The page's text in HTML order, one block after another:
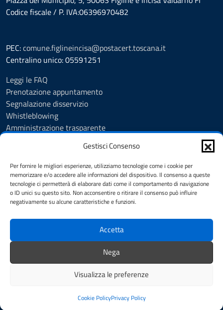
Gestisci Consenso
Per fornire le migliori esperienze, utilizziamo tecnologie come i cookie per
memorizzare e/o accedere alle informazioni del dispositivo. Il consenso a queste
tecnologie ci permetterà di elaborare dati come il comportamento di navigazione
o ID unici su questo sito. Non acconsentire o ritirare il consenso può influire
negativamente su alcune caratteristiche e funzioni.
Accetta
Nega
Visualizza le preferenze
Cookie PolicyPrivacy Policy
Codice fiscale / P. IVA:06396970482
PEC:comune.figlineincisa@postacert.toscana.it
Centralino unico: 05591251
Leggi le FAQ
Prenotazione appuntamento
Segnalazione disservizio
Whistleblowing
Amministrazione trasparente
Albo Pretorio
Cookie Policy
Informativa privacy
Dichiarazione di accessibilità
SEGUICI SU
Facebook Instagram YouTube
Credits